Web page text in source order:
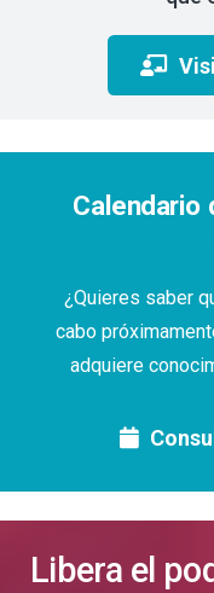
Calendario
¿Quieres saber
cabo
adquiere
Libera el